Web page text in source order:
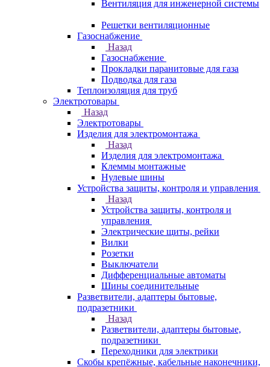
Вентиляция для инженерной системы
Решетки вентиляционные
Газоснабжение
Назад
Газоснабжение
Прокладки паранитовые для газа
Подводка для газа
Теплоизоляция для труб
Электротовары
Назад
Электротовары
Изделия для электромонтажа
Назад
Изделия для электромонтажа
Клеммы монтажные
Нулевые шины
Устройства защиты, контроля и управления
Назад
Устройства защиты, контроля и
управления
Электрические щиты, рейки
Вилки
Розетки
Выключатели
Дифференциальные автоматы
Шины соединительные
Разветвители, адаптеры бытовые,
подразетники
Назад
Разветвители, адаптеры бытовые,
подразетники
Переходники для электрики
Скобы крепёжные, кабельные наконечники,